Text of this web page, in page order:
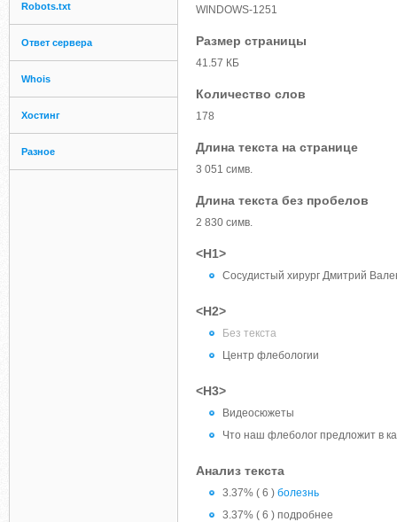
Robots.txt
Ответ сервера
Whois
Хостинг
Разное
WINDOWS-1251
Размер страницы
41.57 КБ
Количество слов
178
Длина текста на странице
3 051 симв.
Длина текста без пробелов
2 830 симв.
<H1>
Сосудистый хирург Дмитрий
<H2>
Без текста
Центр флебологии
<H3>
Видеосюжеты
Что наш флеболог предложит в
Анализ текста
3.37% ( 6 ) болезнь
3.37% ( 6 ) подробнее